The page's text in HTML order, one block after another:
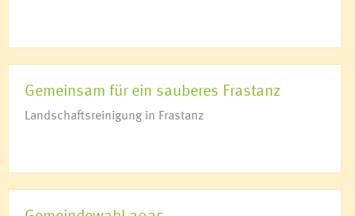
Gemeinsam für ein sauberes Frastanz
Landschaftsreinigung in Frastanz